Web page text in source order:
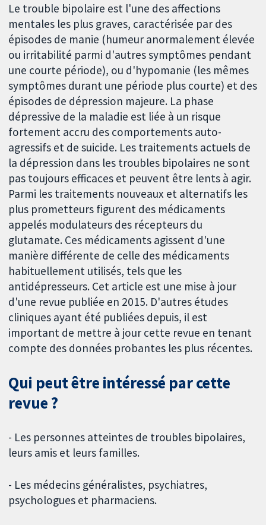
Le trouble bipolaire est l'une des affections
mentales les plus graves, caractérisée par des
épisodes de manie (humeur anormalement élevée
ou irritabilité parmi d'autres symptômes pendant
une courte période), ou d'hypomanie (les mêmes
symptômes durant une période plus courte) et des
épisodes de dépression majeure. La phase
dépressive de la maladie est liée à un risque
fortement accru des comportements auto-
agressifs et de suicide. Les traitements actuels de
la dépression dans les troubles bipolaires ne sont
pas toujours efficaces et peuvent être lents à agir.
Parmi les traitements nouveaux et alternatifs les
plus prometteurs figurent des médicaments
appelés modulateurs des récepteurs du
glutamate. Ces médicaments agissent d'une
manière différente de celle des médicaments
habituellement utilisés, tels que les
antidépresseurs. Cet article est une mise à jour
d'une revue publiée en 2015. D'autres études
cliniques ayant été publiées depuis, il est
important de mettre à jour cette revue en tenant
compte des données probantes les plus récentes.
Qui peut être intéressé par cette
revue ?
- Les personnes atteintes de troubles bipolaires,
leurs amis et leurs familles.
- Les médecins généralistes, psychiatres,
psychologues et pharmaciens.